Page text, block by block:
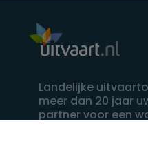
Landelijke
meer dan 20 jaar
partner voor een